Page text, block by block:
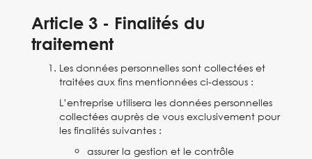
Article 3 - Finalités du
traitement
Les données personnelles sont collectées et
traitées aux fins mentionnées ci-dessous :
L’entreprise utilisera les données personnelles
collectées auprès de vous exclusivement pour
les finalités suivantes :
assurer la gestion et le contrôle